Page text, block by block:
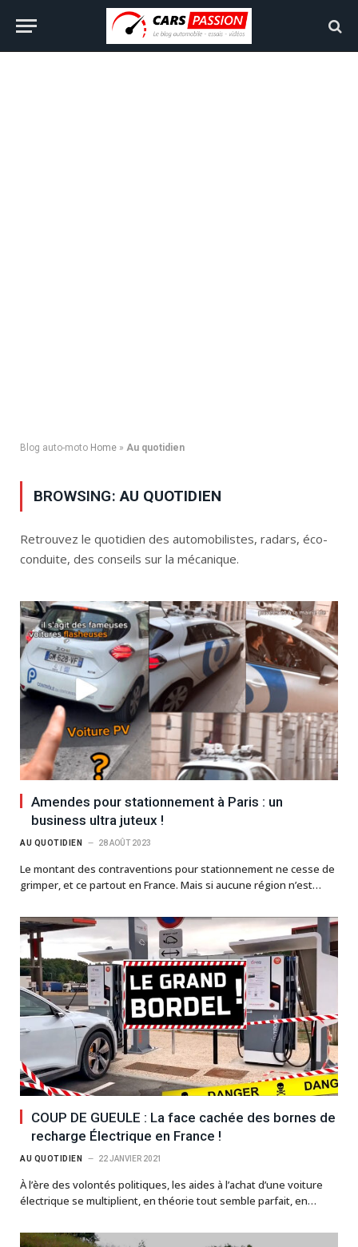
Blog auto-moto Home » Au quotidien
BROWSING:AU QUOTIDIEN
Retrouvez le quotidien des automobilistes, radars, éco-
conduite, des conseils sur la mécanique.
Amendes pour stationnement à Paris : un
business ultra juteux !
AU QUOTIDIEN 28 AOÛT 2023
Le montant des contraventions pour stationnement ne cesse de
grimper, et ce partout en France. Mais si aucune région n’est…
COUP DE GUEULE : La face cachée des bornes de
recharge Électrique en France !
AU QUOTIDIEN 22 JANVIER 2021
À l’ère des volontés politiques, les aides à l’achat d’une voiture
électrique se multiplient, en théorie tout semble parfait, en…